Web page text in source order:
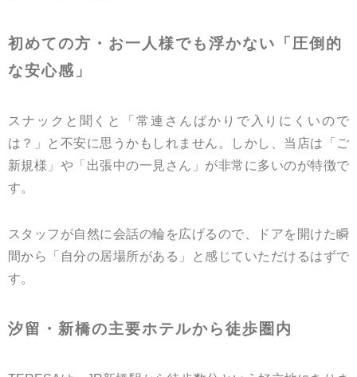
初めての方・お一人様でも浮かない「圧倒的
な安心感」
スナックと聞くと「常連さんばかりで入りにくいので
は？」と不安に思うかもしれません。しかし、当店は「ご
新規様」や「出張中の一見さん」が非常に多いのが特徴で
す。
スタッフが自然に会話の輪を広げるので、ドアを開けた瞬
間から「自分の居場所がある」と感じていただけるはずで
す。
汐留・新橋の主要ホテルから徒歩圏内